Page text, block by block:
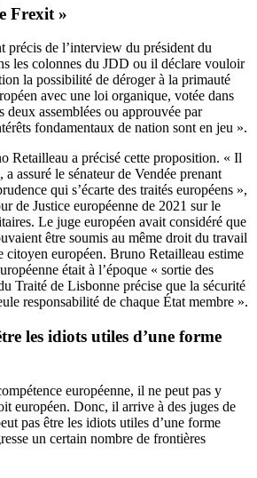
Frexit »
précis de l’interview du président du
les colonnes du JDD ou il déclare vouloir
la possibilité de déroger à la primauté
avec une loi organique, votée dans
deux assemblées ou approuvée par
fondamentaux de nation sont en jeu ».
Retailleau a précisé cette proposition. « Il
a assuré le sénateur de Vendée prenant
qui s’écarte des traités européens »,
de Justice européenne de 2021 sur le
Le juge européen avait considéré que
être soumis au même droit du travail
citoyen européen. Bruno Retailleau estime
était à l’époque « sortie des
Traité de Lisbonne précise que la sécurité
responsabilité de chaque État membre ».
les idiots utiles d’une forme
européenne, il ne peut pas y
européen. Donc, il arrive à des juges de
pas être les idiots utiles d’une forme
un certain nombre de frontières